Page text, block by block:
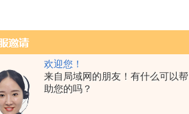
欢迎您！
来自局域网的朋友！有什么可以帮
助您的吗？